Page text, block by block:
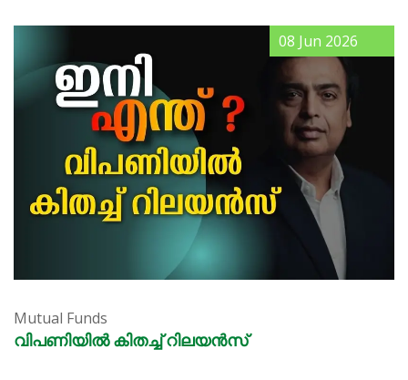
Mutual Funds
വിപണിയിൽ കിതച്ച് റിലയൻസ്
08 Jun 2026